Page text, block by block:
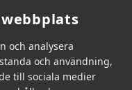
och analysera
och användning,
till sociala medier